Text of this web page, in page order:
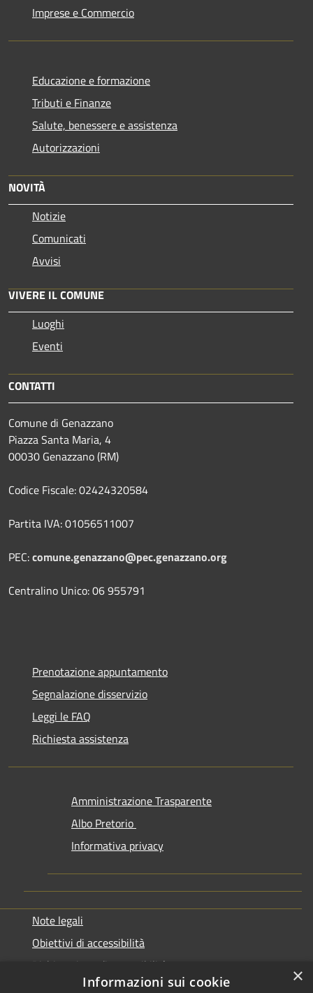
Imprese e Commercio
Educazione e formazione
Tributi e Finanze
Salute, benessere e assistenza
Autorizzazioni
NOVITÀ
Notizie
Comunicati
Avvisi
VIVERE IL COMUNE
Luoghi
Eventi
CONTATTI
Comune di Genazzano
Piazza Santa Maria, 4
00030 Genazzano (RM)
Codice Fiscale: 02424320584
Partita IVA: 01056511007
PEC:comune.genazzano@pec.genazzano.org
Centralino Unico: 06 955791
Prenotazione appuntamento
Segnalazione disservizio
Leggi le FAQ
Richiesta assistenza
Amministrazione Trasparente
Albo Pretorio
Informativa privacy
Note legali
Obiettivi di accessibilità
Dichiarazione di accessibilità
×
Informazioni sui cookie